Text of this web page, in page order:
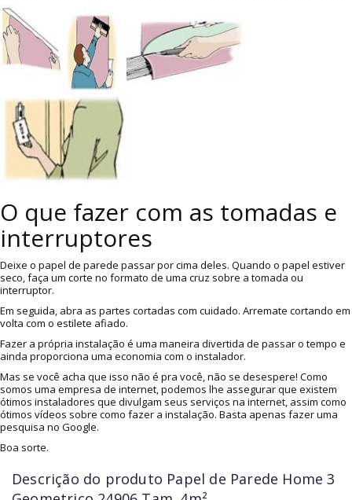
O que fazer com as tomadas e
interruptores
Deixe o papel de parede passar por cima deles. Quando o papel estiver
seco, faça um corte no formato de uma cruz sobre a tomada ou
interruptor.
Em seguida, abra as partes cortadas com cuidado. Arremate cortando em
volta com o estilete afiado.
Fazer a própria instalação é uma maneira divertida de passar o tempo e
ainda proporciona uma economia com o instalador.
Mas se você acha que isso não é pra você, não se desespere! Como
somos uma empresa de internet, podemos lhe assegurar que existem
ótimos instaladores que divulgam seus serviços na internet, assim como
ótimos vídeos sobre como fazer a instalação. Basta apenas fazer uma
pesquisa no Google.
Boa sorte.
Descrição do produto Papel de Parede Home 3